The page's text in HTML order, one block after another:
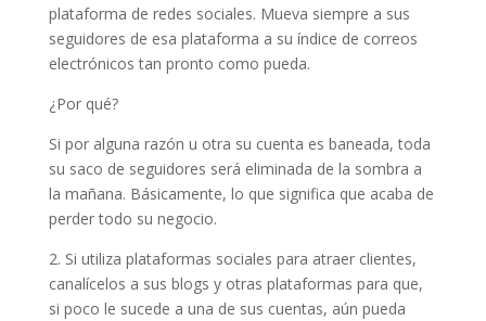
plataforma de redes sociales. Mueva siempre a sus
seguidores de esa plataforma a su índice de correos
electrónicos tan pronto como pueda.
¿Por qué?
Si por alguna razón u otra su cuenta es baneada, toda
su saco de seguidores será eliminada de la sombra a
la mañana. Básicamente, lo que significa que acaba de
perder todo su negocio.
2. Si utiliza plataformas sociales para atraer clientes,
canalícelos a sus blogs y otras plataformas para que,
si poco le sucede a una de sus cuentas, aún pueda